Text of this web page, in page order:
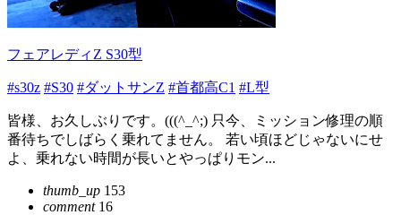
フェアレディZ S30型
#s30z #S30 #ダットサンZ #首都高C1 #L型
皆様、お久しぶりです。(((^_^;) 只今、ミッション修理の順
番待ちでしばらく乗れてません。 若い頃ほどじゃないにせ
よ、乗れない時間が長いとやっぱりモン...
thumb_up 153
comment16